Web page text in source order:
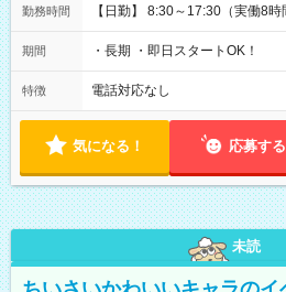
勤務時間 【日勤】 8:30～17:30（実働8時
期間 ・長期 ・即日スタートOK！
特徴 電話対応なし
気になる！ 応募する
未読